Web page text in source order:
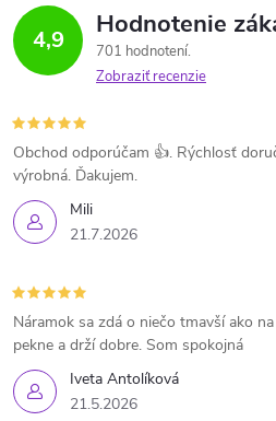
4,9 Hodnotenie
701 hodnotení
Zobraziť recenzie
Mili
21.7.2026
Obchod odporúčam 👍. Rýchlosť
výrobná. Ďakujem.
Iveta Antolíková
21.5.2026
Náramok sa zdá o niečo tmavší ako
pekne a drží dobre. Som spokojná